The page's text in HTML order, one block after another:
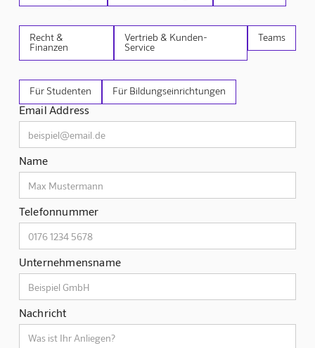
Recht &
Finanzen
Vertrieb & Kunden-
Service
Teams
Für Studenten Für Bildungseinrichtungen
Email Address
Name
Telefonnummer
Unternehmensname
Nachricht